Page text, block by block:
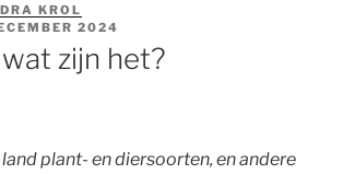
KROL
2024
zijn het?
plant- en diersoorten, en andere